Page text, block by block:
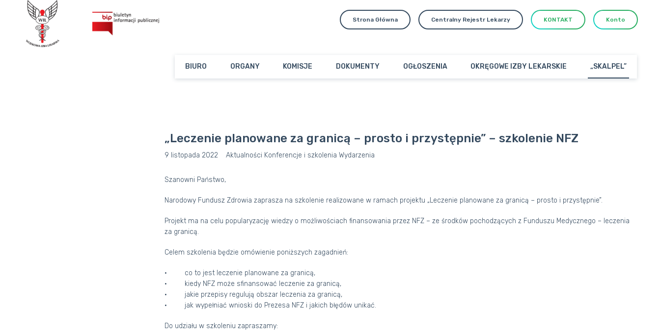
Strona Główna Centralny Rejestr Lekarzy KONTAKT Konto
BIURO ORGANY KOMISJE DOKUMENTY OGŁOSZENIA OKRĘGOWE IZBY LEKARSKIE „SKALPEL”
„Leczenie planowane za granicą – prosto i przystępnie” – szkolenie NFZ
9 listopada 2022 Aktualności Konferencje i szkolenia Wydarzenia
Szanowni Państwo,
Narodowy Fundusz Zdrowia zaprasza na szkolenie realizowane w ramach projektu „Leczenie planowane za granicą – prosto i przystępnie”.
Projekt ma na celu popularyzację wiedzy o możliwościach finansowania przez NFZ – ze środków pochodzących z Funduszu Medycznego – leczenia
za granicą.
Celem szkolenia będzie omówienie poniższych zagadnień:
· co to jest leczenie planowane za granicą,
· kiedy NFZ może sfinansować leczenie za granicą,
· jakie przepisy regulują obszar leczenia za granicą,
· jak wypełniać wnioski do Prezesa NFZ i jakich błędów unikać.
Do udziału w szkoleniu zapraszamy: